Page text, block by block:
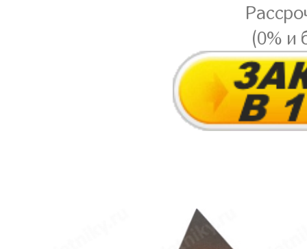
(0% и